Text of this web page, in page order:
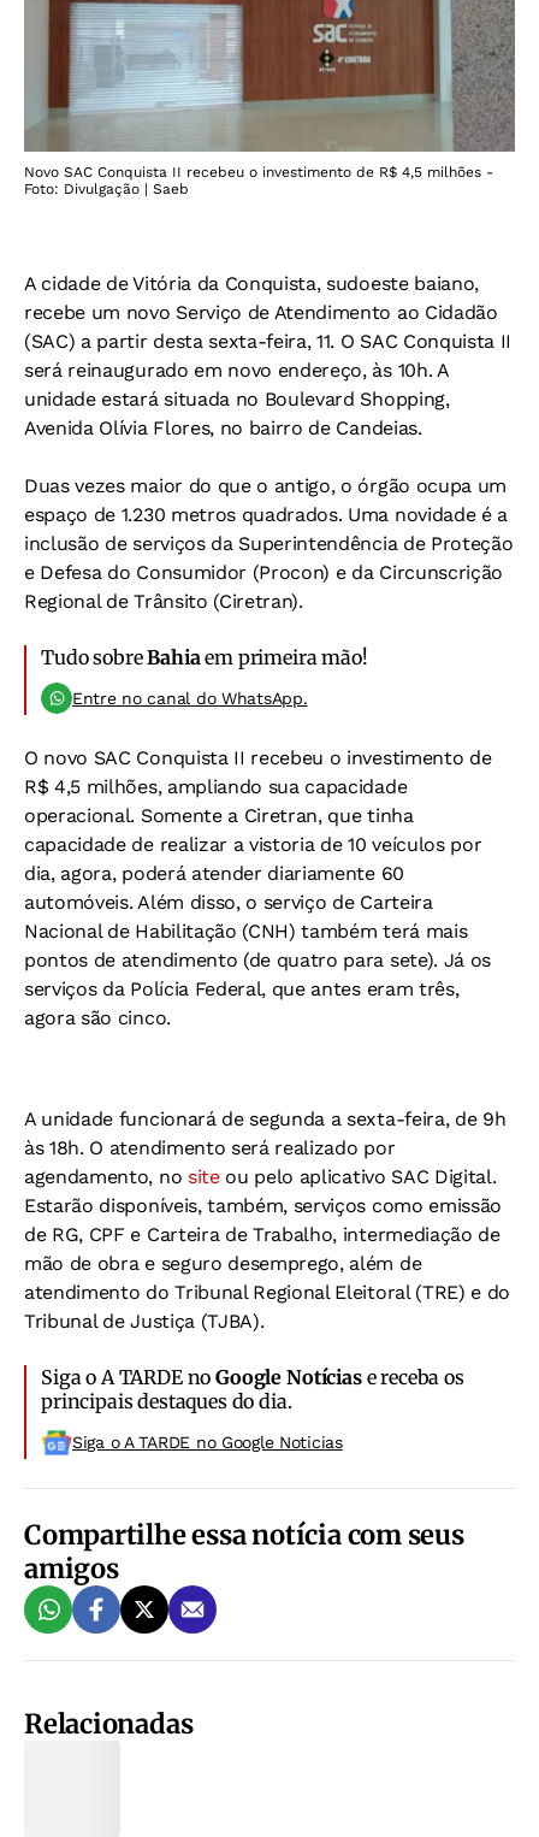
Novo SAC Conquista II recebeu o investimento de R$ 4,5 milhões -
Foto: Divulgação | Saeb
A cidade de Vitória da Conquista, sudoeste baiano,
recebe um novo Serviço de Atendimento ao Cidadão
(SAC) a partir desta sexta-feira, 11. O SAC Conquista II
será reinaugurado em novo endereço, às 10h. A
unidade estará situada no Boulevard Shopping,
Avenida Olívia Flores, no bairro de Candeias.
Duas vezes maior do que o antigo, o órgão ocupa um
espaço de 1.230 metros quadrados. Uma novidade é a
inclusão de serviços da Superintendência de Proteção
e Defesa do Consumidor (Procon) e da Circunscrição
Regional de Trânsito (Ciretran).
Tudo sobreBahiaem primeira mão!
Entre no canal do WhatsApp.
O novo SAC Conquista II recebeu o investimento de
R$ 4,5 milhões, ampliando sua capacidade
operacional. Somente a Ciretran, que tinha
capacidade de realizar a vistoria de 10 veículos por
dia, agora, poderá atender diariamente 60
automóveis. Além disso, o serviço de Carteira
Nacional de Habilitação (CNH) também terá mais
pontos de atendimento (de quatro para sete). Já os
serviços da Polícia Federal, que antes eram três,
agora são cinco.
A unidade funcionará de segunda a sexta-feira, de 9h
às 18h. O atendimento será realizado por
agendamento, no siteou pelo aplicativo SAC Digital.
Estarão disponíveis, também, serviços como emissão
de RG, CPF e Carteira de Trabalho, intermediação de
mão de obra e seguro desemprego, além de
atendimento do Tribunal Regional Eleitoral (TRE) e do
Tribunal de Justiça (TJBA).
Siga o A TARDE noGoogle Notíciase receba os
principais destaques do dia.
Siga o A TARDE no Google Noticias
Compartilhe essa notícia com seus
amigos
Relacionadas